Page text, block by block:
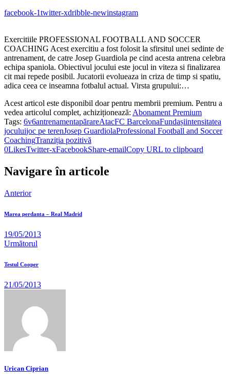
facebook-1twitter-xdribble-newinstagram
Exercitiile PROFESSIONAL FOOTBALL AND SOCCER
COACHING Acest exercitiu a fost folosit la sfirsitul unei sedinte de
antrenament, de catre Josep Guardiola pe cind acesta antrena celebra
echipa spaniola. Obiectivul jocului este jocul in viteza si finalizarea
cit mai repede posibil. Jucatorii evolueaza in criza de timp si spatiu,
adica ceea ce inseamna fotbalul actual. Virsta grupului:…
Acest articol este disponibil doar pentru membrii premium. Pentru a
vedea articolul complet, achiziționează: Abonament Premium
Tags: 6v6antrenamentapărareAtacFC BarcelonaFundașiintensitatea
joculuijoc pe terenJosep GuardiolaProfessional Football and Soccer
CoachingTranziția pozitivă
0LikesTwitter-xFacebookShare-emailCopy URL to clipboard
Navigare în articole
Anterior
Marea perdanta – Real Madrid
19/05/2013
Următorul
Testul Cooper
21/05/2013
Urican Ciprian